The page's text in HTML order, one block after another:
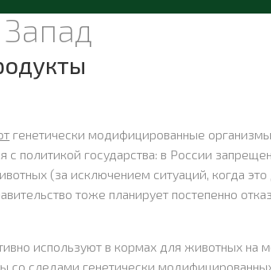
генетически модифицированные
с политикой государства: в России
(за исключением ситуаций, когда это
тоже планирует постепенно
используют в кормах для животных на
со следами генетически